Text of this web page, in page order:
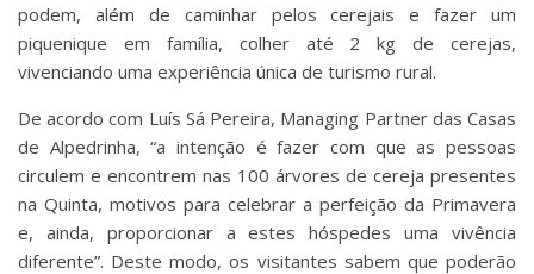
podem, além de caminhar pelos cerejais e fazer um
piquenique em família, colher até 2 kg de cerejas,
vivenciando uma experiência única de turismo rural.
De acordo com Luís Sá Pereira, Managing Partner das Casas
de Alpedrinha, “a intenção é fazer com que as pessoas
circulem e encontrem nas 100 árvores de cereja presentes
na Quinta, motivos para celebrar a perfeição da Primavera
e, ainda, proporcionar a estes hóspedes uma vivência
diferente”. Deste modo, os visitantes sabem que poderão